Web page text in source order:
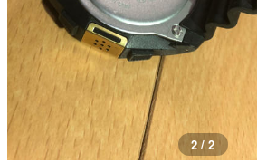
1 / 2